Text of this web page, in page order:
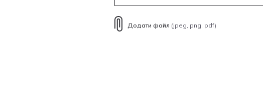
Додати файл (jpeg, png, pdf)